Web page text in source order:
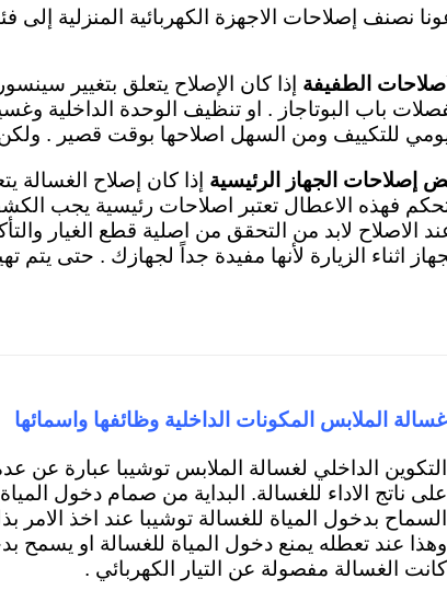
نصنف إصلاحات الاجهزة الكهربائية المنزلية
الطفيفة إذا كان الإصلاح يتعلق بتغيير
باب البوتاجاز . او تنظيف الوحدة الداخلية
للتكييف ومن السهل اصلاحها بوقت قصير . ولكن
إصلاحات الجهاز الرئيسية إذا كان إصلاح الغسالة
فهذه الاعطال تعتبر اصلاحات رئيسية يجب
الاصلاح لابد من التحقق من اصلية قطع الغيار
اثناء الزيارة لأنها مفيدة جداً لجهازك . حتى يتم
غسالة الملابس المكونات الداخلية وظائفها واسمائها
التكوين الداخلي لغسالة الملابس توشيبا عبارة عن
على ناتج الاداء للغسالة. البداية من صمام دخول المياة
السماح بدخول المياة للغسالة توشيبا عند اخذ الامر
وهذا عند تعطله يمنع دخول المياة للغسالة او يسمح
كانت الغسالة مفصولة عن التيار الكهربائي .